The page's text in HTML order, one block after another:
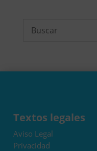
Textos legales
Aviso Legal
Privacidad